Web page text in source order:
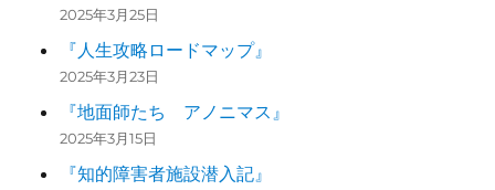
2025年3月25日
『人生攻略ロードマップ』
2025年3月23日
『地面師たち アノニマス』
2025年3月15日
『知的障害者施設潜入記』